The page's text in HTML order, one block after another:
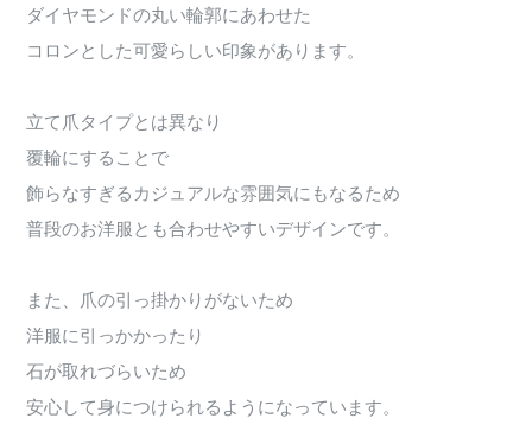
ダイヤモンドの丸い輪郭にあわせた
コロンとした可愛らしい印象があります。
立て爪タイプとは異なり
覆輪にすることで
飾らなすぎるカジュアルな雰囲気にもなるため
普段のお洋服とも合わせやすいデザインです。
また、爪の引っ掛かりがないため
洋服に引っかかったり
石が取れづらいため
安心して身につけられるようになっています。